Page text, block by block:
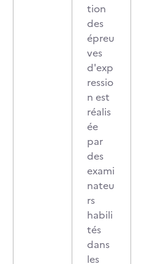
tion
des
épreu
ves
d'exp
ressio
n est
réalis
ée
par
des
exami
nateu
rs
habili
tés
dans
les